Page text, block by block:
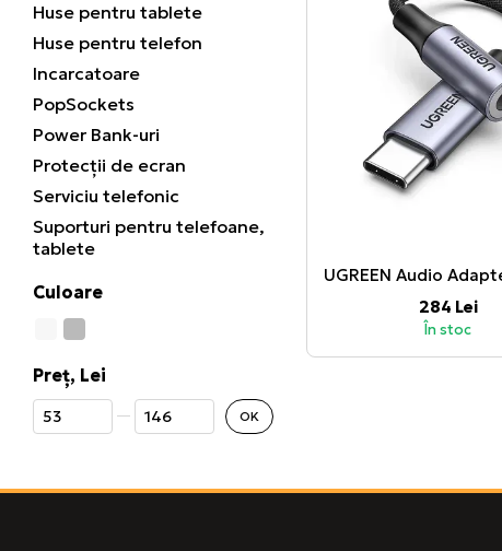
284 Lei
În stoc
Huse pentru tablete
Huse pentru telefon
Incarcatoare
PopSockets
Power Bank-uri
Protecții de ecran
Serviciu telefonic
Suporturi pentru telefoane,
tablete
Culoare
Preț, Lei
De la Preț, Lei
Până la Preț, Lei OK